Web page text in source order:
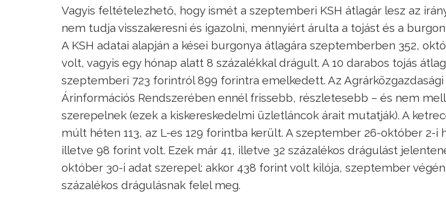
Vagyis feltételezhető, hogy ismét a szeptemberi KSH átlagár lesz az
nem tudja visszakeresni és igazolni, mennyiért árulta a tojást és a
A KSH adatai alapján a kései burgonya átlagára szeptemberben 352,
volt, vagyis egy hónap alatt 8 százalékkal drágult. A 10 darabos tojás
szeptemberi 723 forintról 899 forintra emelkedett. Az
Árinformációs Rendszerében ennél frissebb, részletesebb – és nem
szerepelnek (ezek a kiskereskedelmi üzletláncok árait mutatják). A
múlt héten 113, az L-es 129 forintba került. A szeptember 26-október 2-i
illetve 98 forint volt. Ezek már 41, illetve 32 százalékos drágulást
október 30-i adat szerepel: akkor 438 forint volt kilója, szeptember
százalékos drágulásnak felel meg.